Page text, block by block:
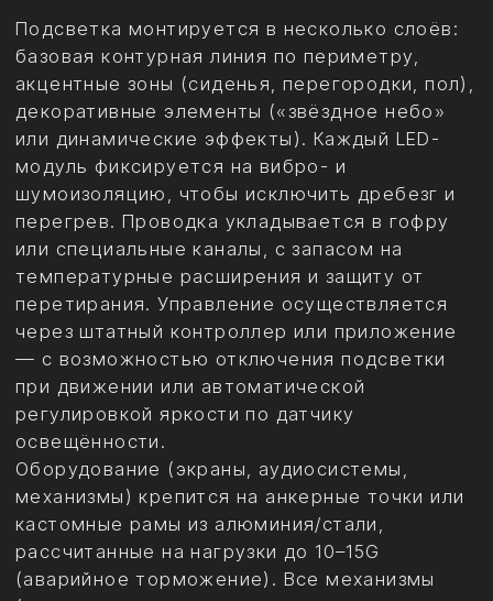
используя дешёвые LED-ленты или
самодельные крепления — это приводит к
быстрому выгоранию подсветки, коротким
замыканиям или отрыву элементов при
игнорирование сертификации: установка без
расчёта нагрузок может нарушить
жёсткость кузова и повлиять на пассивную
безопасность (ремни, подушки).
Профессиональный подход включает
предварительный 3D-анализ, тесты на
на дороге.
Чтобы избежать проблем, выбирают студии с
опытом в VIP-тюнинге, где есть собственное
производство и инженеры. Безопасность и
роскошь достигаются за счёт комплексного
подхода: от проектирования до тестовых
Грамотная установка даёт ощущение
единого пространства: подсветка
подчёркивает текстуру кожи и карбона,
оборудование работает бесшумно и плавно,
Преимущества грамотной
интеграции и итоговый эффект.